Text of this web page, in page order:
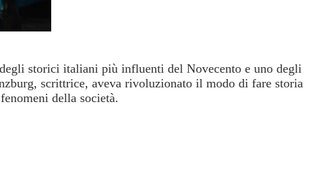
storici italiani più influenti del Novecento e uno degli
scrittrice, aveva rivoluzionato il modo di fare storia
della società.